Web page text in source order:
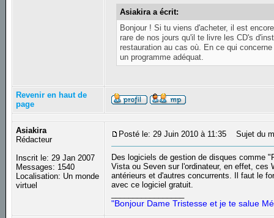
Asiakira a écrit:
Bonjour ! Si tu viens d'acheter, il est
rare de nos jours qu'il te livre les CD's
restauration au cas où. En ce qui
un programme adéquat.
Revenir en haut de
page
Asiakira
Rédacteur
Inscrit le: 29 Jan 2007
Messages: 1540
Localisation: Un monde
virtuel
Posté le: 29 Juin 2010 à 11:35 Sujet du
Des logiciels de gestion de disques comme
Vista ou Seven sur l'ordinateur, en effet, ces
antérieurs et d'autres concurrents. Il faut le
avec ce logiciel gratuit.
"Bonjour Dame Tristesse et je te salue